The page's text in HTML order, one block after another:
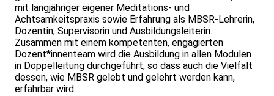
mit langjähriger eigener Meditations- und
Achtsamkeitspraxis sowie Erfahrung als MBSR-Lehrerin,
Dozentin, Supervisorin und Ausbildungsleiterin.
Zusammen mit einem kompetenten, engagierten
Dozent*innenteam wird die Ausbildung in allen Modulen
in Doppelleitung durchgeführt, so dass auch die Vielfalt
dessen, wie MBSR gelebt und gelehrt werden kann,
erfahrbar wird.